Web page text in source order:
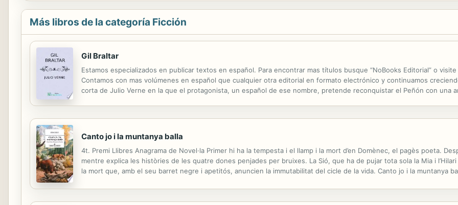
Más libros de la categoría Ficción
Gil Braltar
Estamos especializados en publicar textos en español. Para encontrar mas títulos busque “NoBooks Editorial” o
Contamos con mas volúmenes en español que cualquier otra editorial en formato electrónico y continuamos
corta de Julio Verne en la que el protagonista, un español de ese nombre, pretende reconquistar el Peñón con una
Canto jo i la muntanya balla
4t. Premi Llibres Anagrama de Novel·la Primer hi ha la tempesta i el llamp i la mort d’en Domènec, el pagès poeta.
mentre explica les històries de les quatre dones penjades per bruixes. La Sió, que ha de pujar tota sola la Mia i
la mort que, amb el seu barret negre i apetitós, anuncien la immutabilitat del cicle de la vida. Canto jo i la muntanya